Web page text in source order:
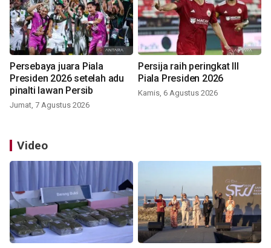
Persebaya juara Piala
Presiden 2026 setelah adu
pinalti lawan Persib
Jumat, 7 Agustus 2026
Persija raih peringkat III
Piala Presiden 2026
Kamis, 6 Agustus 2026
Video